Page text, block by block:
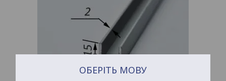
ОБЕРІТЬ МОВУ